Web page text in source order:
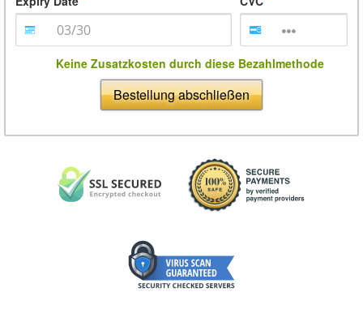
Keine Zusatzkosten durch diese Bezahlmethode
Bestellung abschließen